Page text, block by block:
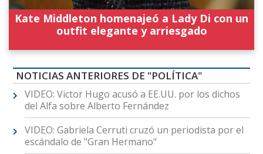
Kate Middleton homenajeó a Lady Di con un
outfit elegante y arriesgado
NOTICIAS ANTERIORES DE "POLÍTICA"
VIDEO: Victor Hugo acusó a EE.UU. por los dichos
del Alfa sobre Alberto Fernández
VIDEO: Gabriela Cerruti cruzó un periodista por el
escándalo de "Gran Hermano"